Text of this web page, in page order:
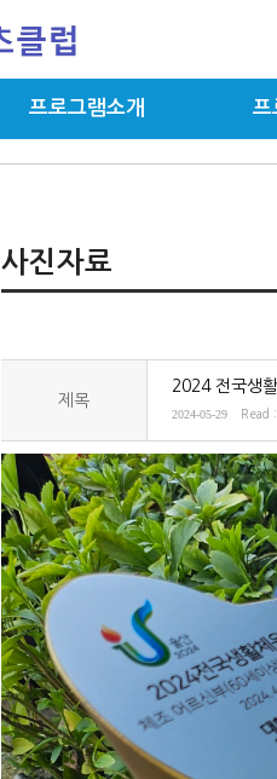
프로그램소개 프
사진자료
제목
2024 전국생
2024-05-29 Read